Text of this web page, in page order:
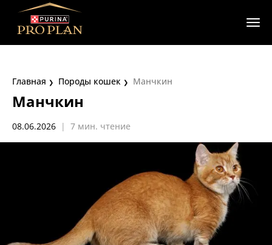
Главная Породы кошек Манчкин
Манчкин
08.06.2026 | 7 мин. чтение